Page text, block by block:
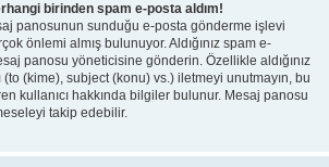
birinden spam e-posta aldım!
panosunun sunduğu e-posta gönderme işlevi
önlemi almış bulunuyor. Aldığınız spam e-
panosu yöneticisine gönderin. Özellikle aldığınız
(to (kime), subject (konu) vs.) iletmeyi unutmayın, bu
kullanıcı hakkında bilgiler bulunur. Mesaj panosu
takip edebilir.